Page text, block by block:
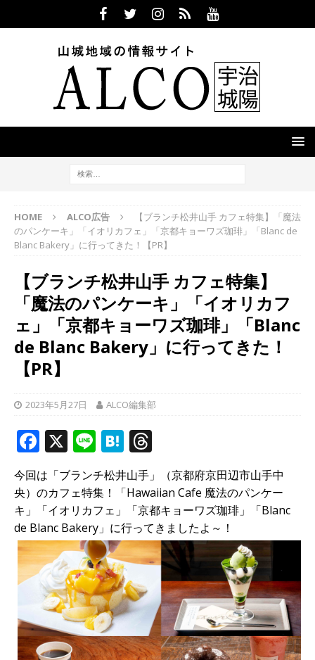
HOME ALCO広告
【ブランチ松井山手 カフェ特集】「魔法
のパンケーキ」「イオリカフェ」「京都キョーワズ珈琲」「Blanc de
Blanc Bakery」に行ってきた！【PR】
【ブランチ松井山手 カフェ特集】
「魔法のパンケーキ」「イオリカフ
ェ」「京都キョーワズ珈琲」「Blanc
de Blanc Bakery」に行ってきた！
【PR】
2023年5月27日 ALCO編集部
F
a
c
e
b
o
o
k
X Li
n
e
H
at
e
n
a
r
e
a
d
s
今回は「ブランチ松井山手」（京都府京田辺市山手中
央）のカフェ特集！「Hawaiian Cafe 魔法のパンケー
キ」「イオリカフェ」「京都キョーワズ珈琲」「Blanc
de Blanc Bakery」に行ってきましたよ～！